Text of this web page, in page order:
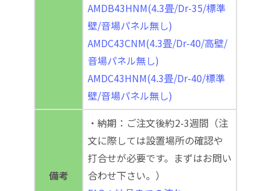
AMDB43HNM(4.3畳/Dr-35/標準
壁/音場パネル無し)
AMDC43CNM(4.3畳/Dr-40/高壁/
音場パネル無し)
AMDC43HNM(4.3畳/Dr-40/標準
壁/音場パネル無し)
備考
・納期：ご注文後約2-3週間（注
文に際しては設置場所の確認や
打合せが必要です。まずはお問い
合わせ下さい。）